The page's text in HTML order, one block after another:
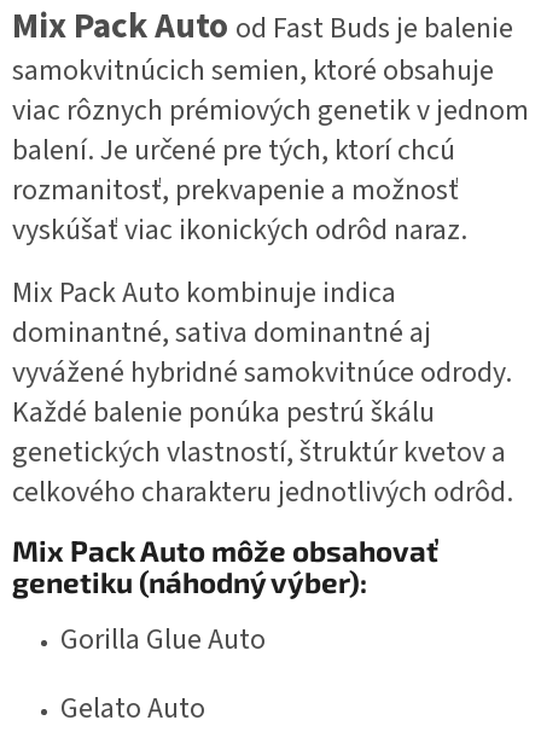
Mix Pack Auto od Fast Buds je balenie
samokvitnúcich semien, ktoré obsahuje
viac rôznych prémiových genetik v jednom
balení. Je určené pre tých, ktorí chcú
rozmanitosť, prekvapenie a možnosť
vyskúšať viac ikonických odrôd naraz.
Mix Pack Auto kombinuje indica
dominantné, sativa dominantné aj
vyvážené hybridné samokvitnúce odrody.
Každé balenie ponúka pestrú škálu
genetických vlastností, štruktúr kvetov a
celkového charakteru jednotlivých odrôd.
Mix Pack Auto môže obsahovať
genetiku (náhodný výber):
Gorilla Glue Auto
Gelato Auto